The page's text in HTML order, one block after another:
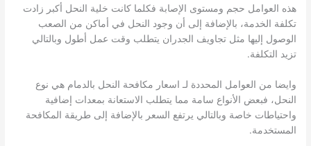
هذه العوامل حجم ومستوى الإصابة فكلما كانت خلية النحل أكبر زادت
تكلفة الخدمة، بالإضافة إلى أن وجود النحل في أماكن من الصعب
الوصول إليها مثل تجاويف الجدران يتطلب وقت عمل أطول وبالتالي
تزيد التكلفة.
وايضا من العوامل المحددة لـ اسعار مكافحة النحل بالدمام هي نوع
النحل، فبعض الأنواع سامة مما يتطلب الاستعانة بمعدات إضافية
واحتياطات خاصة وبالتالي يرتفع السعر بالإضافة إلى طريقة المكافحة
المستخدمة.